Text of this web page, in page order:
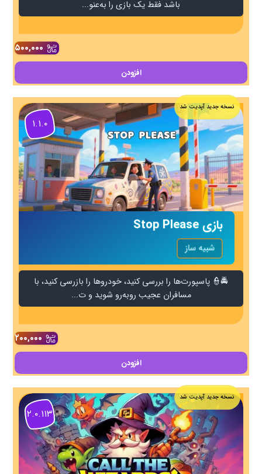
باشد فقط یک بازی را به‌عنو...
۵۰۰,۰۰۰
افزودن
۱.۱.۰
بازی Stop Please
شبیه ساز
🚔👮 پاسپورت‌ها را بررسی کنید، خودروها را بازرسی کنید، با
مسافران عجیب روبه‌رو شوید و ت...
نسخه جدید آپدیت شد
۲۰۰,۰۰۰
افزودن
۲.۰.۱۱۳
نسخه جدید آپدیت شد